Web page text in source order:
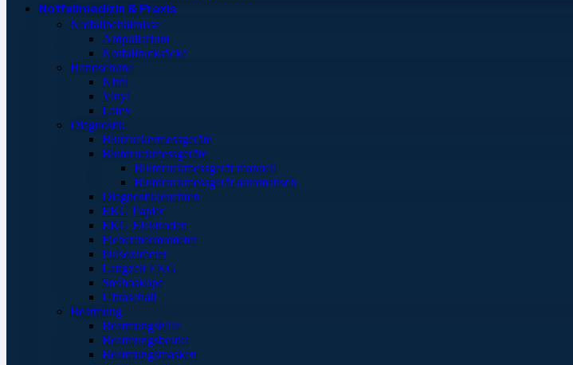
Notfallmedizin & Praxis
Notfallbehältnisse
Ampullarium
Notfallrucksäcke
Handschuhe
Nitril
Vinyl
Latex
Diagnostik
Blutzuckermessgeräte
Blutdruckmessgeräte
Blutdruckmessgerät manuell
Blutdruckmessgerät automatisch
Diagnostikleuchten
EKG Papier
EKG Elektroden
Fieberthermometer
Pulsoximeter
Langzeit EKG
Stethoskope
Ultraschall
Beatmung
Beatmungshilfe
Beatmungsbeutel
Beatmungsmasken